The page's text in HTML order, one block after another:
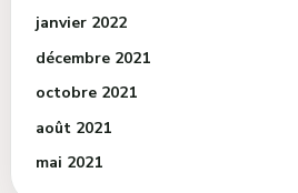
janvier 2022
décembre 2021
octobre 2021
août 2021
mai 2021